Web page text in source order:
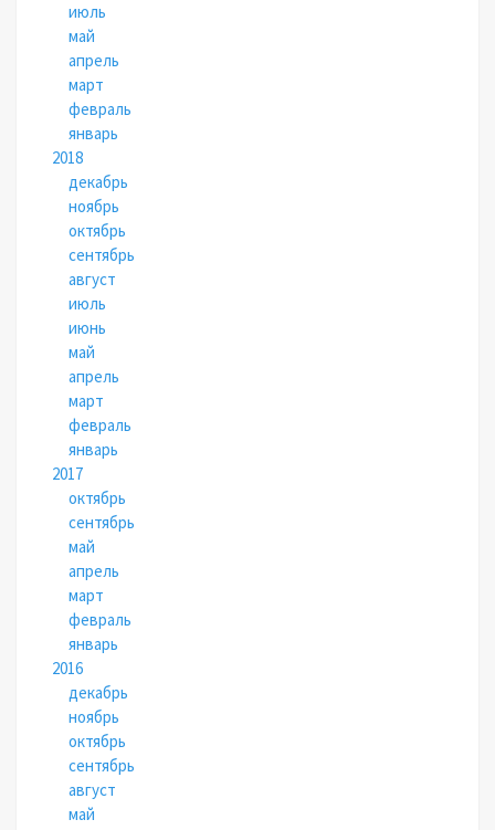
июль
май
апрель
март
февраль
январь
2018
декабрь
ноябрь
октябрь
сентябрь
август
июль
июнь
май
апрель
март
февраль
январь
2017
октябрь
сентябрь
май
апрель
март
февраль
январь
2016
декабрь
ноябрь
октябрь
сентябрь
август
май